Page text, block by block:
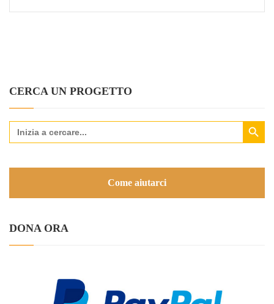
CERCA UN PROGETTO
Search
for:
Search Button
Come aiutarci
DONA ORA